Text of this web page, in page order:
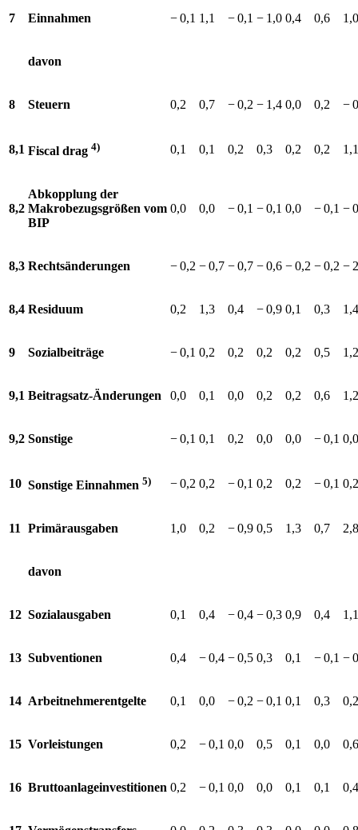
7 Einnahmen −⁠ 0,1 1,1 −⁠ 0,1 −⁠ 1,0 0,4 0,6 1,0
davon
8 Steuern 0,2 0,7 −⁠ 0,2 −⁠ 1,4 0,0 0,2 −⁠
8,1 Fiscal drag 4) 0,1 0,1 0,2 0,3 0,2 0,2 1,1
8,2
Abkopplung der
Makrobezugsgrößen vom
BIP
0,0 0,0 −⁠ 0,1 −⁠ 0,1 0,0 −⁠ 0,1 −⁠
8,3 Rechtsänderungen −⁠ 0,2 −⁠ 0,7 −⁠ 0,7 −⁠ 0,6 −⁠ 0,2 −⁠ 0,2 −⁠
8,4 Residuum 0,2 1,3 0,4 −⁠ 0,9 0,1 0,3 1,4
9 Sozialbeiträge −⁠ 0,1 0,2 0,2 0,2 0,2 0,5 1,2
9,1 Beitragsatz-Änderungen 0,0 0,1 0,0 0,2 0,2 0,6 1,2
9,2 Sonstige −⁠ 0,1 0,1 0,2 0,0 0,0 −⁠ 0,1 0,0
10 Sonstige Einnahmen 5) −⁠ 0,2 0,2 −⁠ 0,1 0,2 0,2 −⁠ 0,1 0,2
11 Primärausgaben 1,0 0,2 −⁠ 0,9 0,5 1,3 0,7 2,8
davon
12 Sozialausgaben 0,1 0,4 −⁠ 0,4 −⁠ 0,3 0,9 0,4 1,1
13 Subventionen 0,4 −⁠ 0,4 −⁠ 0,5 0,3 0,1 −⁠ 0,1 −⁠
14 Arbeitnehmerentgelte 0,1 0,0 −⁠ 0,2 −⁠ 0,1 0,1 0,3 0,2
15 Vorleistungen 0,2 −⁠ 0,1 0,0 0,5 0,1 0,0 0,6
16 Bruttoanlageinvestitionen 0,2 −⁠ 0,1 0,0 0,0 0,1 0,1 0,4